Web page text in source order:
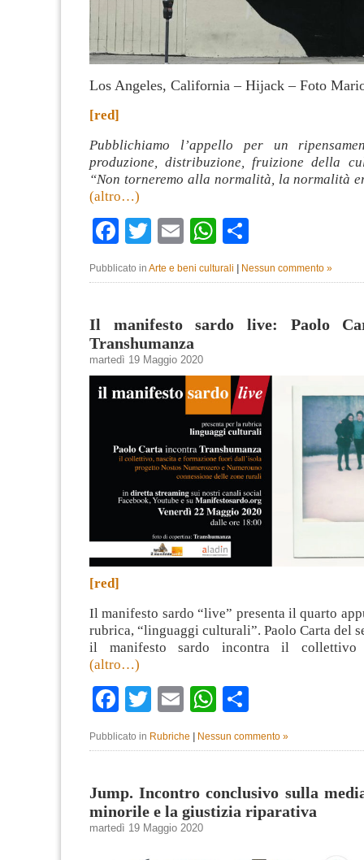
Los Angeles, California – Hijack – Foto
[red]
Pubblichiamo l’appello per un
produzione, distribuzione, fruizione della
“Non torneremo alla normalità, la normalità
(altro…)
Facebook
TwitterEmailWhatsApp
Pubblicato in Arte e beni culturali | Nessun commento »
Il manifesto sardo live: Paolo
Transhumanza
martedì 19 Maggio 2020
[red]
Il manifesto sardo “live” presenta il quarto
rubrica, “linguaggi culturali”. Paolo Carta del
il manifesto sardo incontra il
(altro…)
Facebook
TwitterEmailWhatsApp
Pubblicato in Rubriche | Nessun commento »
Jump. Incontro conclusivo sulla
minorile e la giustizia riparativa
martedì 19 Maggio 2020